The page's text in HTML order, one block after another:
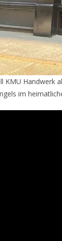
KMU Handwerk
im